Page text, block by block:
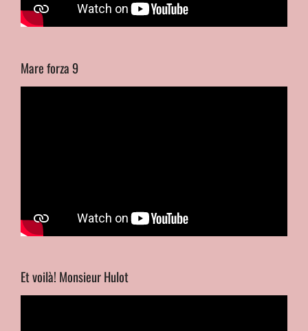
Mare forza 9
Et voilà! Monsieur Hulot